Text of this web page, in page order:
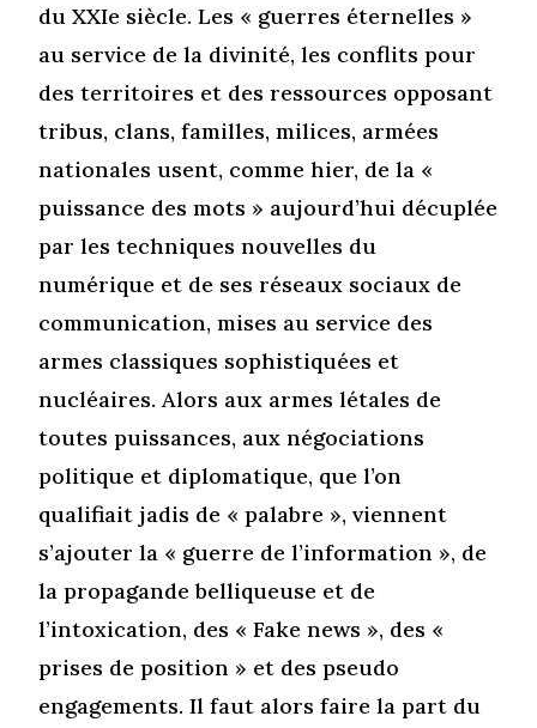
du XXIe siècle. Les « guerres éternelles »
au service de la divinité, les conflits pour
des territoires et des ressources opposant
tribus, clans, familles, milices, armées
nationales usent, comme hier, de la «
puissance des mots » aujourd’hui décuplée
par les techniques nouvelles du
numérique et de ses réseaux sociaux de
communication, mises au service des
armes classiques sophistiquées et
nucléaires. Alors aux armes létales de
toutes puissances, aux négociations
politique et diplomatique, que l’on
qualifiait jadis de « palabre », viennent
s’ajouter la « guerre de l’information », de
la propagande belliqueuse et de
l’intoxication, des « Fake news », des «
prises de position » et des pseudo
engagements. Il faut alors faire la part du